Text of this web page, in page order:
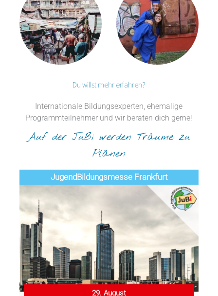
Du willst mehr erfahren?
Internationale Bildungsexperten, ehemalige
Programmteilnehmer und wir beraten dich gerne!
Auf der JuBi werden Träume zu
Plänen
Jugend­­­­­Bildungsmess­e Frankfurt
29. August